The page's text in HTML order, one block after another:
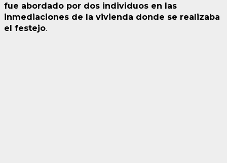
fue abordado por dos individuos en las
inmediaciones de la vivienda donde se realizaba
el festejo.